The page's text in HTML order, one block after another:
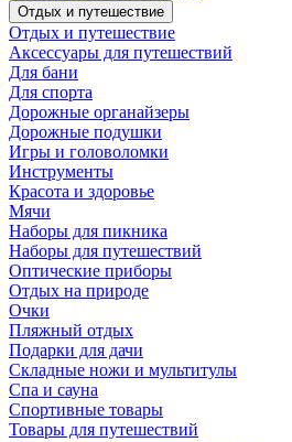
Отдых и путешествие
Отдых и путешествие
Аксессуары для путешествий
Для бани
Для спорта
Дорожные органайзеры
Дорожные подушки
Игры и головоломки
Инструменты
Красота и здоровье
Мячи
Наборы для пикника
Наборы для путешествий
Оптические приборы
Отдых на природе
Очки
Пляжный отдых
Подарки для дачи
Складные ножи и мультитулы
Спа и сауна
Спортивные товары
Товары для путешествий